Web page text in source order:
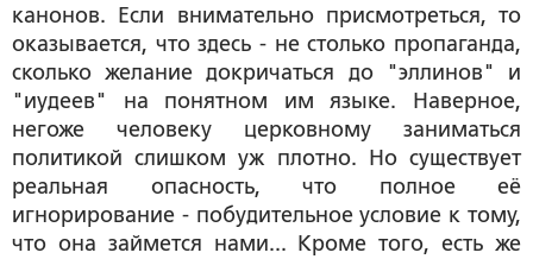
канонов. Если внимательно присмотреться, то
оказывается, что здесь - не столько пропаганда,
сколько желание докричаться до "эллинов" и
"иудеев" на понятном им языке. Наверное,
негоже человеку церковному заниматься
политикой слишком уж плотно. Но существует
реальная опасность, что полное её
игнорирование - побудительное условие к тому,
что она займется нами... Кроме того, есть же